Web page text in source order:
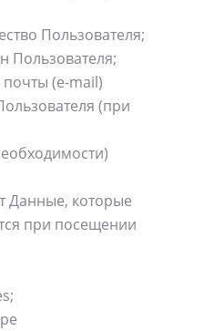
Пользователя;
Пользователя;
почты (e-mail)
(при
Данные, которые
при посещении